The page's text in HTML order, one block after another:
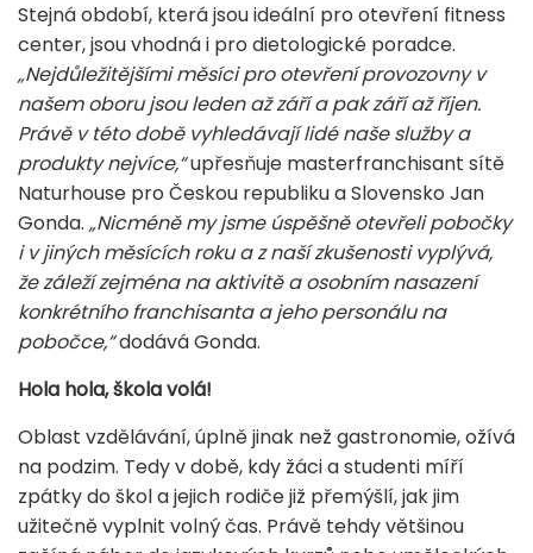
Stejná období, která jsou ideální pro otevření fitness
center, jsou vhodná i pro dietologické poradce.
„Nejdůležitějšími měsíci pro otevření provozovny v
našem oboru jsou leden až září a pak září až říjen.
Právě v této době vyhledávají lidé naše služby a
produkty nejvíce,“upřesňuje masterfranchisant sítě
Naturhouse pro Českou republiku a Slovensko Jan
Gonda. „Nicméně my jsme úspěšně otevřeli pobočky
i v jiných měsících roku a z naší zkušenosti vyplývá,
že záleží zejména na aktivitě a osobním nasazení
konkrétního franchisanta a jeho personálu na
pobočce,“dodává Gonda.
Hola hola, škola volá!
Oblast vzdělávání, úplně jinak než gastronomie, ožívá
na podzim. Tedy v době, kdy žáci a studenti míří
zpátky do škol a jejich rodiče již přemýšlí, jak jim
užitečně vyplnit volný čas. Právě tehdy většinou